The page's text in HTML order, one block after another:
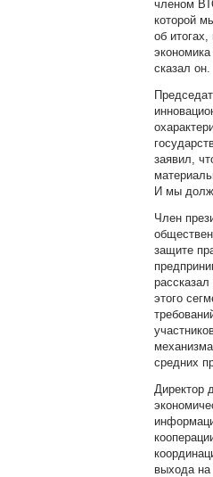
членом
которой
об
сказал он.
заявил,
И мы
Член
защите
этого
средних
Директор
выхода на